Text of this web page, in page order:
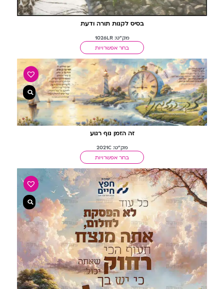
בסיס לקנות תורה ודעת
מק"ט: 1026LR
בחר אפשרויות
זה הזמן נוף רגוע
מק"ט: 2021C
בחר אפשרויות